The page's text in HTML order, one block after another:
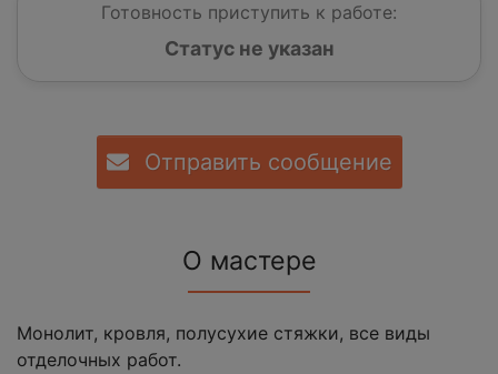
Готовность приступить к работе:
Статус не указан
Отправить сообщение
О мастере
Монолит, кровля, полусухие стяжки, все виды
отделочных работ.